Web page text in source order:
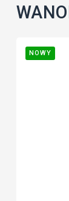
NOWY